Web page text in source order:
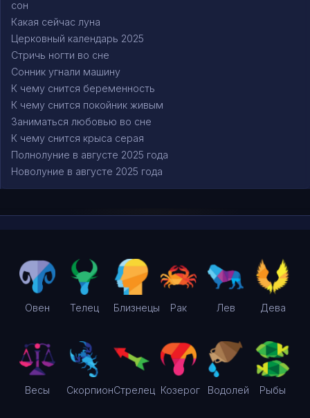
сон
Какая сейчас луна
Церковный календарь 2025
Стричь ногти во сне
Сонник угнали машину
К чему снится беременность
К чему снится покойник живым
Заниматься любовью во сне
К чему снится крыса серая
Полнолуние в августе 2025 года
Новолуние в августе 2025 года
Овен Телец Близнецы Рак Лев Дева
Весы СкорпионСтрелец Козерог Водолей Рыбы